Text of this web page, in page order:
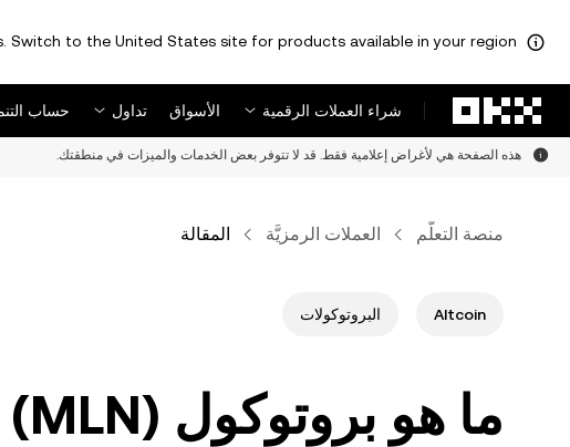
Switch to the United States site for products available in your region.
شراء العملات الرقمية
الأسواق تداول حساب
هذه الصفحة هي لأغراض إعلامية فقط. قد لا تتوفر بعض الخدمات والميزات في منطقتك.
منصة التعلُّم العملات الرمزيَّة المقالة
Altcoin البروتوكولات
ما هو بروتوكول Enzyme (MLN)؟